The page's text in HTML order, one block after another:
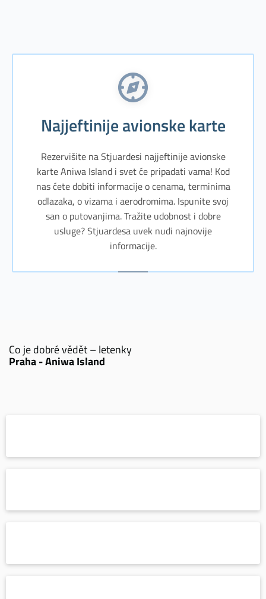
Najjeftinije avionske karte
Rezervišite na Stjuardesi najjeftinije avionske
karte Aniwa Island i svet će pripadati vama! Kod
nas ćete dobiti informacije o cenama, terminima
odlazaka, o vizama i aerodromima. Ispunite svoj
san o putovanjima. Tražite udobnost i dobre
usluge? Stjuardesa uvek nudi najnovije
informacije.
Co je dobré vědět – letenky
Praha - Aniwa Island